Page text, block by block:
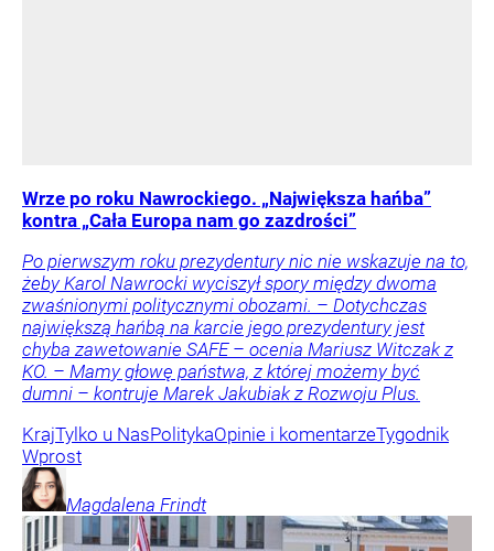
Wrze po roku Nawrockiego. „Największa hańba”
kontra „Cała Europa nam go zazdrości”
Po pierwszym roku prezydentury nic nie wskazuje na to,
żeby Karol Nawrocki wyciszył spory między dwoma
zwaśnionymi politycznymi obozami. – Dotychczas
największą hańbą na karcie jego prezydentury jest
chyba zawetowanie SAFE – ocenia Mariusz Witczak z
KO. – Mamy głowę państwa, z której możemy być
dumni – kontruje Marek Jakubiak z Rozwoju Plus.
KrajTylko u NasPolitykaOpinie i komentarzeTygodnik
Wprost
Magdalena Frindt